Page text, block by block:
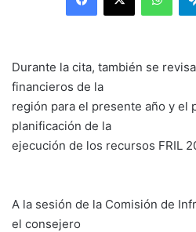
Durante la cita, también se
financieros de la
región para el presente año y el
planificación de la
ejecución de los recursos FRIL
A la sesión de la Comisión de
el consejero